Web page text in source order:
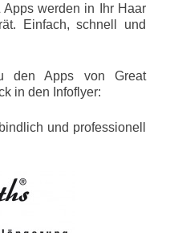
werden in Ihr Haar
Einfach, schnell und
den Apps von Great
in den Infoflyer:
und professionell